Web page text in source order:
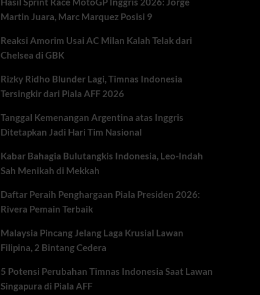
Martin Juara, Marc Marquez Posisi 9
Reaksi Amorim Usai AC Milan Kalah Telak dari
Chelsea di GBK
Rizky Ridho Blunder Lagi, Timnas Indonesia
Tersingkir dari Piala AFF 2026
Tanggal Kemenangan Argentina atas Inggris
Ditetapkan Jadi Hari Tim Nasional
Kabar Bahagia Bulutangkis Indonesia, Leo-Indah
Sah Menikah di Mekkah
Daftar Peraih Penghargaan Piala Presiden 2026:
Rivera Pemain Terbaik
Malaysia Pincang Jelang Laga Krusial Lawan
Filipina, 2 Bintang Cedera
5 Potensi Perubahan Timnas Indonesia Saat Lawan
Singapura di Piala AFF